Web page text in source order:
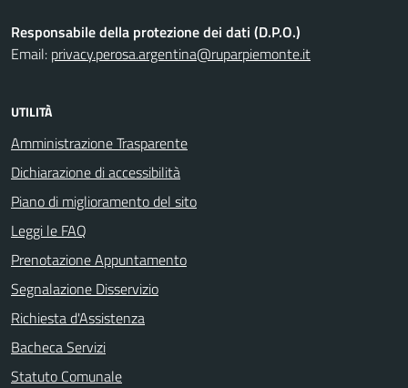
Responsabile della protezione dei dati (D.P.O.)
Email: privacy.perosa.argentina@ruparpiemonte.it
UTILITÀ
Amministrazione Trasparente
Dichiarazione di accessibilità
Piano di miglioramento del sito
Leggi le FAQ
Prenotazione Appuntamento
Segnalazione Disservizio
Richiesta d'Assistenza
Bacheca Servizi
Statuto Comunale